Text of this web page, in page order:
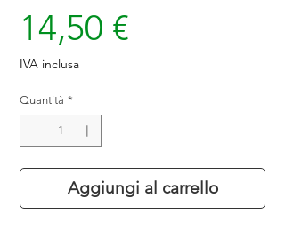
14,50 €
IVA inclusa
Quantità *
Aggiungi al carrello